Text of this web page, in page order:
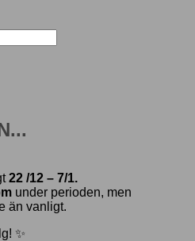
22 /12 – 7/1.
under perioden, men
än vanligt.
✨